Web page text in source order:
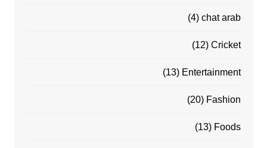
chat arab
(4)
Cricket
(12)
Entertainment
(13)
Fashion
(20)
Foods
(13)